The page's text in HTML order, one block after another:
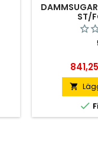
ST/
Pris

